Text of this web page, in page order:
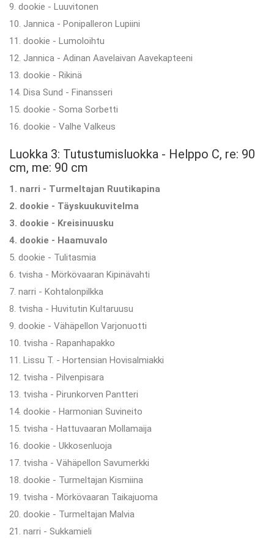
9. dookie - Luuvitonen
10. Jannica - Ponipalleron Lupiini
11. dookie - Lumoloihtu
12. Jannica - Adinan Aavelaivan Aavekapteeni
13. dookie - Rikinä
14. Disa Sund - Finansseri
15. dookie - Soma Sorbetti
16. dookie - Valhe Valkeus
Luokka 3: Tutustumisluokka - Helppo C, re: 90
cm, me: 90 cm
1. narri - Turmeltajan Ruutikapina
2. dookie - Täyskuukuvitelma
3. dookie - Kreisinuusku
4. dookie - Haamuvalo
5. dookie - Tulitasmia
6. tvisha - Mörkövaaran Kipinävahti
7. narri - Kohtalonpilkka
8. tvisha - Huvitutin Kultaruusu
9. dookie - Vähäpellon Varjonuotti
10. tvisha - Rapanhapakko
11. Lissu T. - Hortensian Hovisalmiakki
12. tvisha - Pilvenpisara
13. tvisha - Pirunkorven Pantteri
14. dookie - Harmonian Suvineito
15. tvisha - Hattuvaaran Mollamaija
16. dookie - Ukkosenluoja
17. tvisha - Vähäpellon Savumerkki
18. dookie - Turmeltajan Kismiina
19. tvisha - Mörkövaaran Taikajuoma
20. dookie - Turmeltajan Malvia
21. narri - Sukkamieli